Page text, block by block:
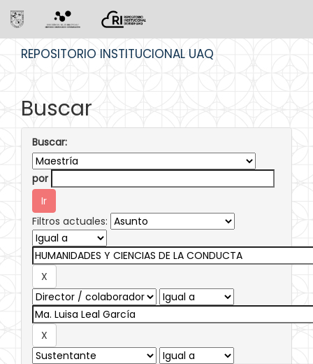
REPOSITORIO INSTITUCIONAL UAQ
Buscar
Buscar:
por
Filtros actuales: